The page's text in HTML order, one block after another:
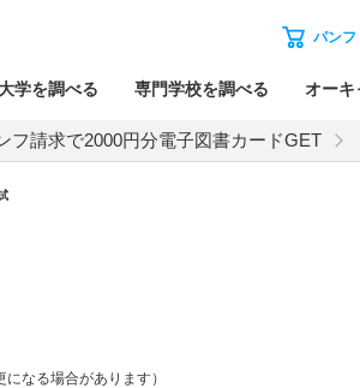
パンフ
大学を調べる 専門学校を調べる オーキ
フ請求で2000円分電子図書カードGET
なる場合があります）